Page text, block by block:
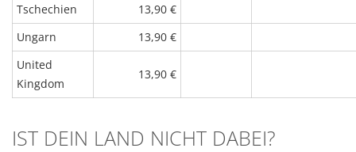
Tschechien
13,90 €
Ungarn
13,90 €
United
Kingdom
13,90 €
IST DEIN LAND NICHT DABEI?